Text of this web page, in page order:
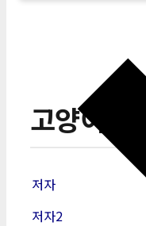
고양이가
저자
저자2